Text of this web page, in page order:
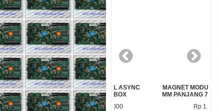
HUIDU HD A3L ASYNC
PLAYER BOX
Rp 950.000
MAGNET MODUL DIAMETER 3
MM PANJANG 7 MM (PENDEK)